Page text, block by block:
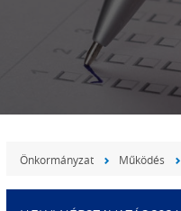
Önkormányzat Működés